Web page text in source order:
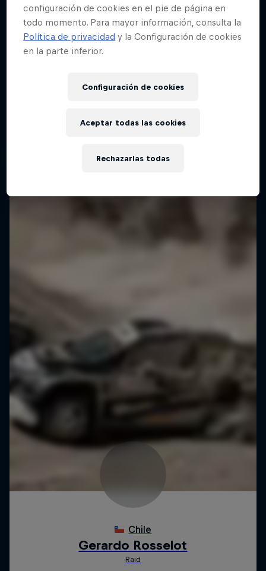
configuración de cookies en el pie de página en
todo momento. Para mayor información, consulta la
Política de privacidad y la Configuración de cookies
en la parte inferior.
Configuración de cookies
Rechazarlas todas
Aceptar todas las cookies